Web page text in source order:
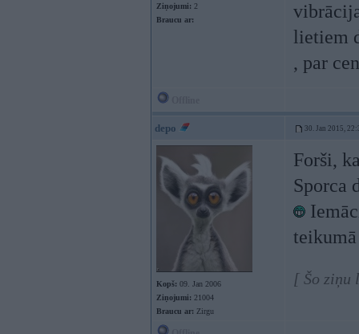
Ziņojumi: 2
Braucu ar:
lietiem
, par
depo 30. Jan 2015,
Kopš: 09. Jan 2006
Ziņojumi: 21004
Braucu ar: Zirgu
Forši,
Sporca
[ Šo ziņu